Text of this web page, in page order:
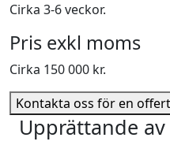
Cirka 3-6 veckor.
Pris exkl moms
Cirka 150 000 kr.
Kontakta oss för en
Upprättande